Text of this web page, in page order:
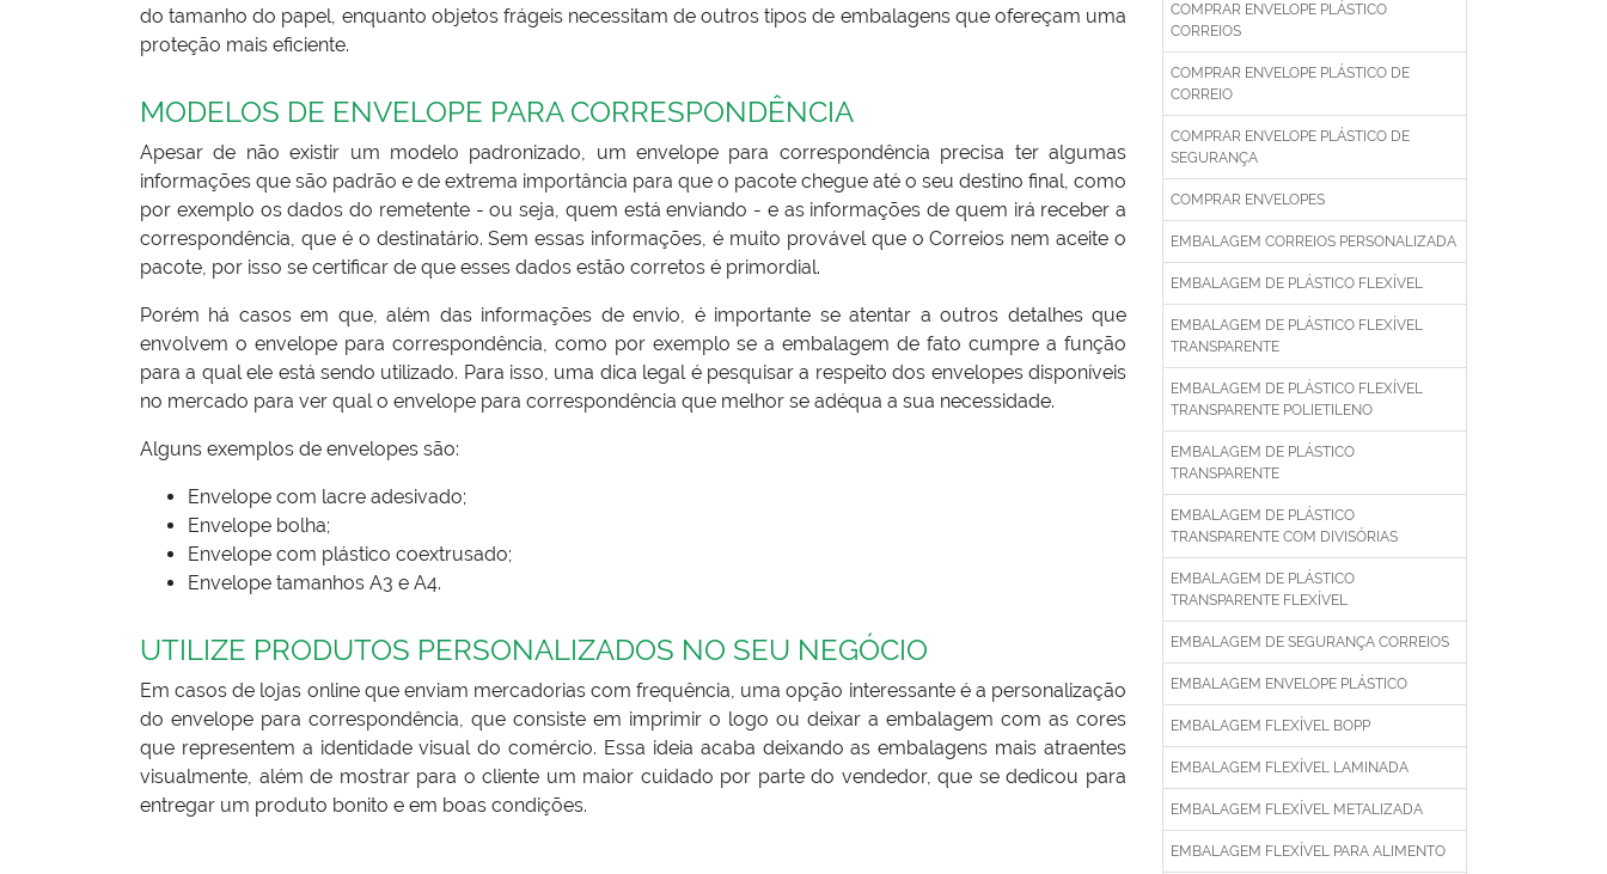
do tamanho do papel, enquanto objetos frágeis necessitam de outros tipos de embalagens que ofereçam uma
proteção mais eficiente.
MODELOS DE ENVELOPE PARA CORRESPONDÊNCIA
Apesar de não existir um modelo padronizado, um envelope para correspondência precisa ter algumas
informações que são padrão e de extrema importância para que o pacote chegue até o seu destino final, como
por exemplo os dados do remetente - ou seja, quem está enviando - e as informações de quem irá receber a
correspondência, que é o destinatário. Sem essas informações, é muito provável que o Correios nem aceite o
pacote, por isso se certificar de que esses dados estão corretos é primordial.
Porém há casos em que, além das informações de envio, é importante se atentar a outros detalhes que
envolvem o envelope para correspondência, como por exemplo se a embalagem de fato cumpre a função
para a qual ele está sendo utilizado. Para isso, uma dica legal é pesquisar a respeito dos envelopes disponíveis
no mercado para ver qual o envelope para correspondência que melhor se adéqua a sua necessidade.
Alguns exemplos de envelopes são:
Envelope com lacre adesivado;
Envelope bolha;
Envelope com plástico coextrusado;
Envelope tamanhos A3 e A4.
UTILIZE PRODUTOS PERSONALIZADOS NO SEU NEGÓCIO
Em casos de lojas online que enviam mercadorias com frequência, uma opção interessante é a personalização
do envelope para correspondência, que consiste em imprimir o logo ou deixar a embalagem com as cores
que representem a identidade visual do comércio. Essa ideia acaba deixando as embalagens mais atraentes
visualmente, além de mostrar para o cliente um maior cuidado por parte do vendedor, que se dedicou para
entregar um produto bonito e em boas condições.
COMPRAR ENVELOPE PLÁSTICO
CORREIOS
COMPRAR ENVELOPE PLÁSTICO DE
CORREIO
COMPRAR ENVELOPE PLÁSTICO DE
SEGURANÇA
COMPRAR ENVELOPES
EMBALAGEM CORREIOS PERSONALIZADA
EMBALAGEM DE PLÁSTICO FLEXÍVEL
EMBALAGEM DE PLÁSTICO FLEXÍVEL
TRANSPARENTE
EMBALAGEM DE PLÁSTICO FLEXÍVEL
TRANSPARENTE POLIETILENO
EMBALAGEM DE PLÁSTICO
TRANSPARENTE
EMBALAGEM DE PLÁSTICO
TRANSPARENTE COM DIVISÓRIAS
EMBALAGEM DE PLÁSTICO
TRANSPARENTE FLEXÍVEL
EMBALAGEM DE SEGURANÇA CORREIOS
EMBALAGEM ENVELOPE PLÁSTICO
EMBALAGEM FLEXÍVEL BOPP
EMBALAGEM FLEXÍVEL LAMINADA
EMBALAGEM FLEXÍVEL METALIZADA
EMBALAGEM FLEXÍVEL PARA ALIMENTO